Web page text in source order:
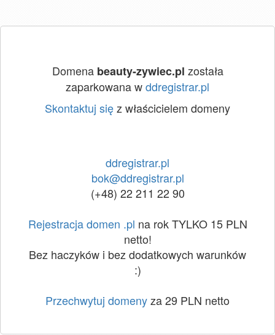
Domena beauty-zywiec.pl została
zaparkowana wddregistrar.pl
Skontaktuj sięz właścicielem domeny
ddregistrar.pl
bok@ddregistrar.pl
(+48) 22 211 22 90
Rejestracja domen .pl na rok TYLKO 15 PLN
netto!
Bez haczyków i bez dodatkowych warunków
:)
Przechwytuj domenyza 29 PLN netto